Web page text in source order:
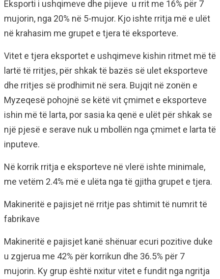
Eksporti i ushqimeve dhe pijeve u rrit me 16% për 7
mujorin, nga 20% në 5-mujor. Kjo ishte rritja më e ulët
në krahasim me grupet e tjera të eksporteve.
Vitet e tjera eksportet e ushqimeve kishin ritmet më të
lartë të rritjes, për shkak të bazës së ulet eksporteve
dhe rritjes së prodhimit në sera. Bujqit në zonën e
Myzeqesë pohojnë se këtë vit çmimet e eksporteve
ishin më të larta, por sasia ka qenë e ulët për shkak se
një pjesë e serave nuk u mbollën nga çmimet e larta të
inputeve.
Në korrik rritja e eksporteve në vlerë ishte minimale,
me vetëm 2.4% më e ulëta nga të gjitha grupet e tjera.
Makineritë e pajisjet në rritje pas shtimit të numrit të
fabrikave
Makineritë e pajisjet kanë shënuar ecuri pozitive duke
u zgjerua me 42% për korrikun dhe 36.5% për 7
mujorin. Ky grup është nxitur vitet e fundit nga ngritja